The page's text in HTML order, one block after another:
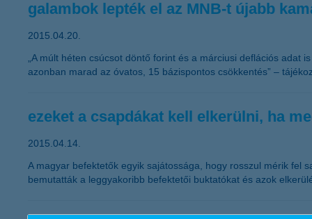
galambok lepték el az MNB-t újabb
2015.04.20.
„A múlt héten csúcsot döntő forint és a márciusi deflációs
azonban marad az óvatos, 15 bázispontos csökkentés” –
ezeket a csapdákat kell elkerülni, ha
2015.04.14.
A magyar befektetők egyik sajátossága, hogy rosszul mérik fel
bemutatták a leggyakoribb befektetői buktatókat és azok